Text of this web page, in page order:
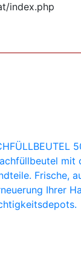
index.php
mit
Frische,
Ihrer